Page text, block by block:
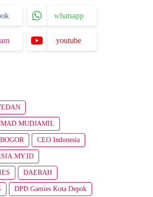
whatsapp
youtube
MUDJAMIL
BOGOR CEO Indonesia
DAERAH
DPD Gamies Kota Depok